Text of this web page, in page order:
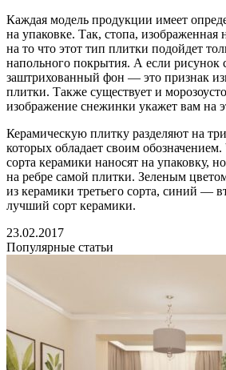
Каждая модель продукции имеет
на упаковке. Так, стопа, изображенная
на то что этот тип плитки подойдет
напольного покрытия. А если рисунок
заштрихованный фон — это признак
плитки. Также существует и
изображение снежинки укажет вам на
Керамическую плитку разделяют на
которых обладает своим обозначением.
сорта керамики наносят на упаковку,
на ребре самой плитки. Зеленым
из керамики третьего сорта, синий —
лучший сорт керамики.
23.02.2017
Популярные статьи